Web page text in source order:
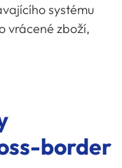
systému
vrácené zboží,
border